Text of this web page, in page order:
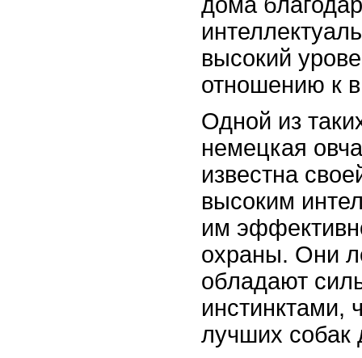
высокий
отношению к
Одной из
немецкая
известна
высоким
им
охраны. Они
обладают
инстинктами,
лучших